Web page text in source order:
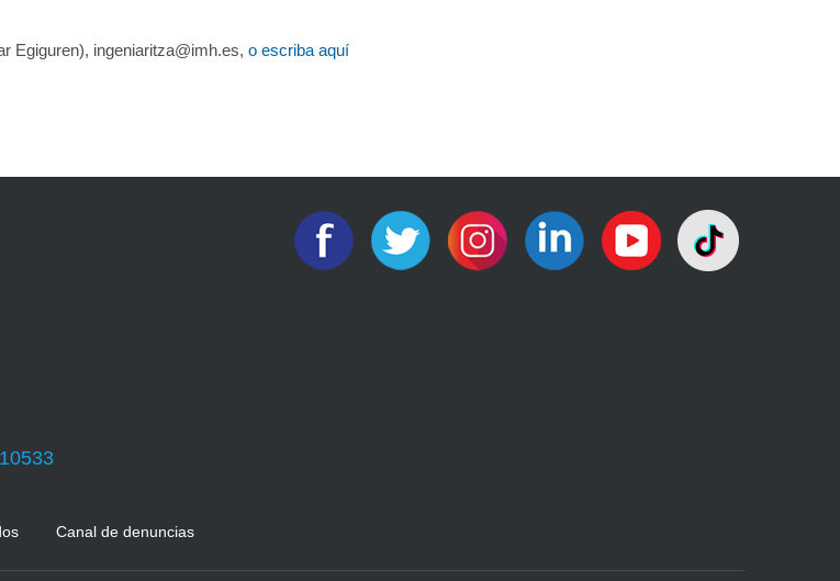
Egiguren), ingeniaritza@imh.es, o escriba aquí
Canal de denuncias